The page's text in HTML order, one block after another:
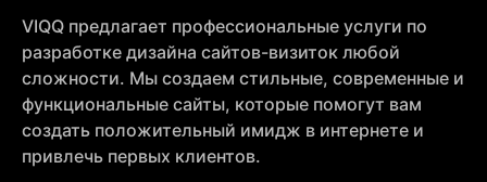
VIQQ предлагает профессиональные услуги по
разработке дизайна сайтов-визиток любой
сложности. Мы создаем стильные, современные и
функциональные сайты, которые помогут вам
создать положительный имидж в интернете и
привлечь первых клиентов.